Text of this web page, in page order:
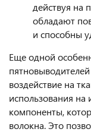
действуя на
обладают
и способны
Еще одной
воздействие на
использования на
компоненты,
волокна. Это